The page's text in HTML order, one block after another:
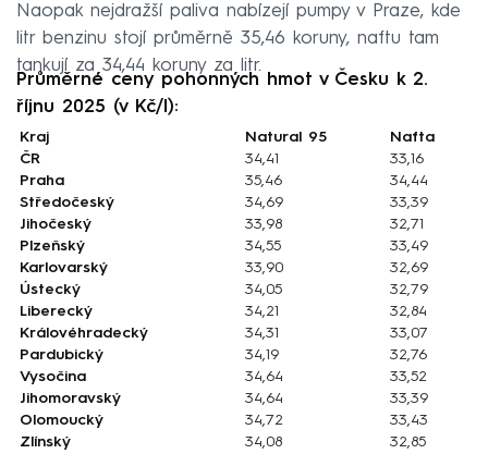
Naopak nejdražší paliva nabízejí pumpy v Praze, kde
litr benzinu stojí průměrně 35,46 koruny, naftu tam
tankují za 34,44 koruny za litr.
Průměrné ceny pohonných hmot v Česku k 2.
říjnu 2025 (v Kč/l):
Kraj Natural 95
Nafta
ČR
34,41
33,16
Praha
35,46
34,44
Středočeský
34,69
33,39
Jihočeský
33,98
32,71
Plzeňský
34,55
33,49
Karlovarský
33,90
32,69
Ústecký
34,05
32,79
Liberecký
34,21
32,84
Královéhradecký
34,31
33,07
Pardubický
34,19
32,76
Vysočina
34,64
33,52
Jihomoravský
34,64
33,39
Olomoucký
34,72
33,43
Zlínský
34,08
32,85